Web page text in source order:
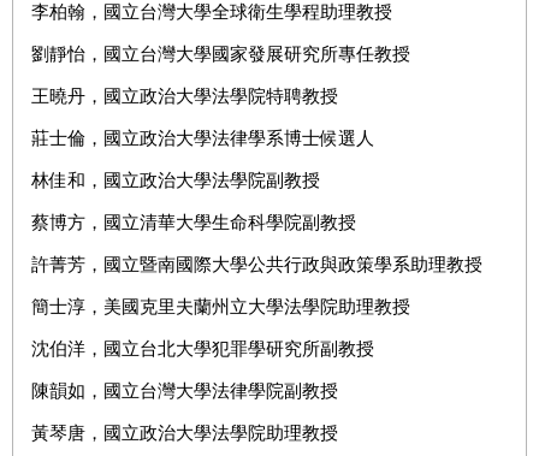
李柏翰，國立台灣大學全球衛生學程助理教授
劉靜怡，國立台灣大學國家發展研究所專任教授
王曉丹，國立政治大學法學院特聘教授
莊士倫，國立政治大學法律學系博士候選人
林佳和，國立政治大學法學院副教授
蔡博方，國立清華大學生命科學院副教授
許菁芳，國立暨南國際大學公共行政與政策學系助理教授
簡士淳，美國克里夫蘭州立大學法學院助理教授
沈伯洋，國立台北大學犯罪學研究所副教授
陳韻如，國立台灣大學法律學院副教授
黃琴唐，國立政治大學法學院助理教授